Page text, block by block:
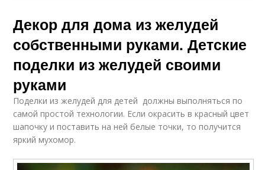
Декор для дома из желудей
собственными руками. Детские
поделки из желудей своими
руками
Поделки из желудей для детей должны выполняться по
самой простой технологии. Если окрасить в красный цвет
шапочку и поставить на ней белые точки, то получится
яркий мухомор.